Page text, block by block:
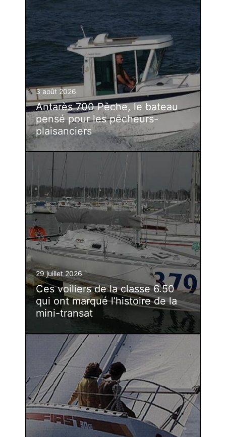
3 août 2026
Antarès 700 Pêche, le bateau
pensé pour les pêcheurs-
plaisanciers
29 juillet 2026
Ces voiliers de la classe 6.50
qui ont marqué l’histoire de la
mini-transat